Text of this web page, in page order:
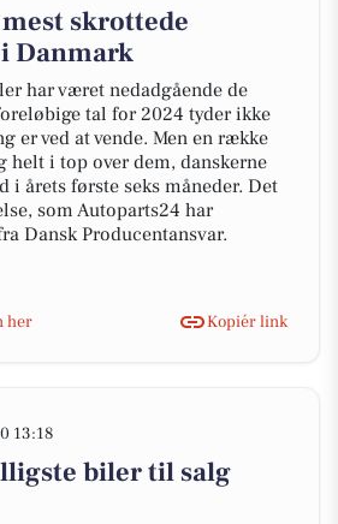
skrottede
Danmark
har været nedadgående de
tal for 2024 tyder ikke
er ved at vende. Men en række
i top over dem, danskerne
i årets første seks måneder. Det
som Autoparts24 har
Dansk Producentansvar.
her
Kopiér link
13:18
biler til salg